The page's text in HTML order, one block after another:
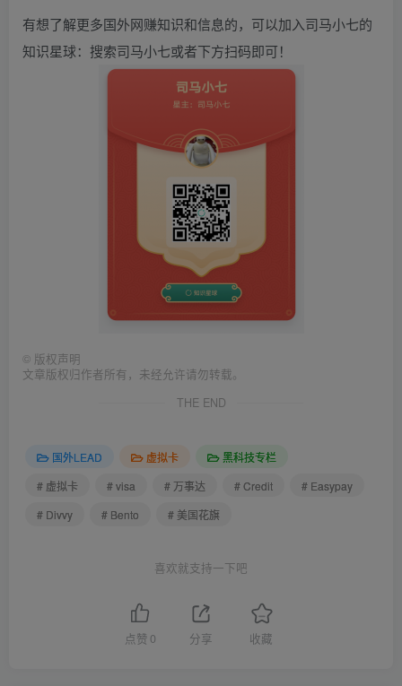
有想了解更多国外网赚知识和信息的，可以加入司马小七的
知识星球：搜索司马小七或者下方扫码即可！
© 版权声明
文章版权归作者所有，未经允许请勿转载。
THE END
国外LEAD 虚拟卡
黑科技专栏
# 虚拟卡
# visa # 万事达 # Credit
# Easypay
# Divvy
# Bento # 美国花旗
喜欢就支持一下吧
点赞 0 分享 收藏